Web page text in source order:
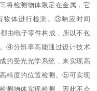
将检测物体限定在金属，它
物体进行检测。③响应时间
由电子零件构成，所以不包
④分辨率高能通过设计技术
的受光光学系统，来实现高
精度的位置检测。⑤可实现
测物体实现检测，因此不会